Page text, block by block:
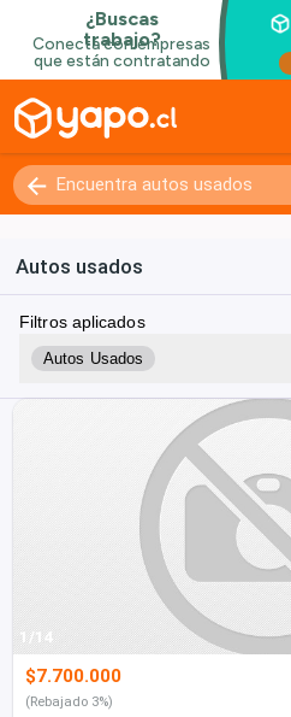
Autos usados
Filtros aplicados
Autos Usados
1/14
$7.700.000
(Rebajado 3%)